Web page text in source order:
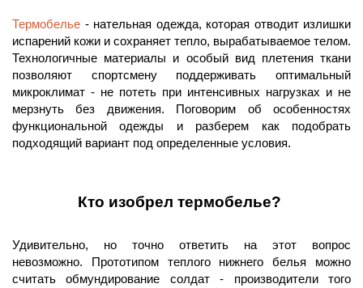
Термобелье - нательная одежда, которая отводит излишки
испарений кожи и сохраняет тепло, вырабатываемое телом.
Технологичные материалы и особый вид плетения ткани
позволяют спортсмену поддерживать оптимальный
микроклимат - не потеть при интенсивных нагрузках и не
мерзнуть без движения. Поговорим об особенностях
функциональной одежды и разберем как подобрать
подходящий вариант под определенные условия.
Кто изобрел термобелье?
Удивительно, но точно ответить на этот вопрос
невозможно. Прототипом теплого нижнего белья можно
считать обмундирование солдат - производители того